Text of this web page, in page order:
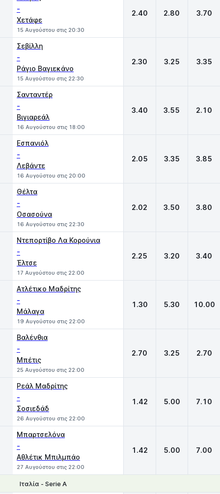
-
Χετάφε
15 Αυγούστου στις 20:30
2.40 2.80 3.70
Σεβίλλη
-
Ράγιο Βαγιεκάνο
15 Αυγούστου στις 22:30
2.30 3.25 3.35
Σανταντέρ
-
Βιγιαρεάλ
16 Αυγούστου στις 18:00
3.40 3.55 2.10
Εσπανιόλ
-
Λεβάντε
16 Αυγούστου στις 20:00
2.05 3.35 3.85
Θέλτα
-
Οσασούνα
16 Αυγούστου στις 22:30
2.02 3.50 3.80
Ντεπορτίβο Λα Κορούνια
-
Έλτσε
17 Αυγούστου στις 22:00
2.25 3.20 3.40
Ατλέτικο Μαδρίτης
-
Μάλαγα
19 Αυγούστου στις 22:00
1.30 5.30 10.00
Βαλένθια
-
Μπέτις
25 Αυγούστου στις 22:00
2.70 3.25 2.70
Ρεάλ Μαδρίτης
-
Σοσιεδάδ
26 Αυγούστου στις 22:00
1.42 5.00 7.10
Μπαρτσελόνα
-
Αθλέτικ Μπιλμπάο
27 Αυγούστου στις 22:00
1.42 5.00 7.00
Ιταλία - Serie A